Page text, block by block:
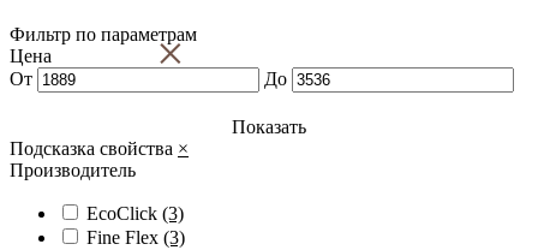
Фильтр по параметрам
×
Цена
От
До
Показать
Подсказка свойства ×
Производитель
EcoClick (3)
Fine Flex (3)